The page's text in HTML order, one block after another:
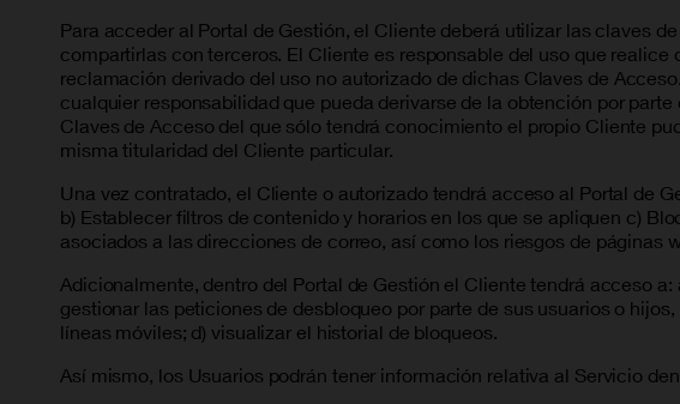
Para acceder al Portal de Gestión, el Cliente deberá utilizar las claves
compartirlas con terceros. El Cliente es responsable del uso que
reclamación derivado del uso no autorizado de dichas Claves de
cualquier responsabilidad que pueda derivarse de la obtención por
Claves de Acceso del que sólo tendrá conocimiento el propio Cliente
misma titularidad del Cliente particular.
Una vez contratado, el Cliente o autorizado tendrá acceso al Portal de
b) Establecer filtros de contenido y horarios en los que se apliquen c)
asociados a las direcciones de correo, así como los riesgos de páginas
Adicionalmente, dentro del Portal de Gestión el Cliente tendrá acceso
gestionar las peticiones de desbloqueo por parte de sus usuarios o
líneas móviles; d) visualizar el historial de bloqueos.
Así mismo, los Usuarios podrán tener información relativa al Servicio